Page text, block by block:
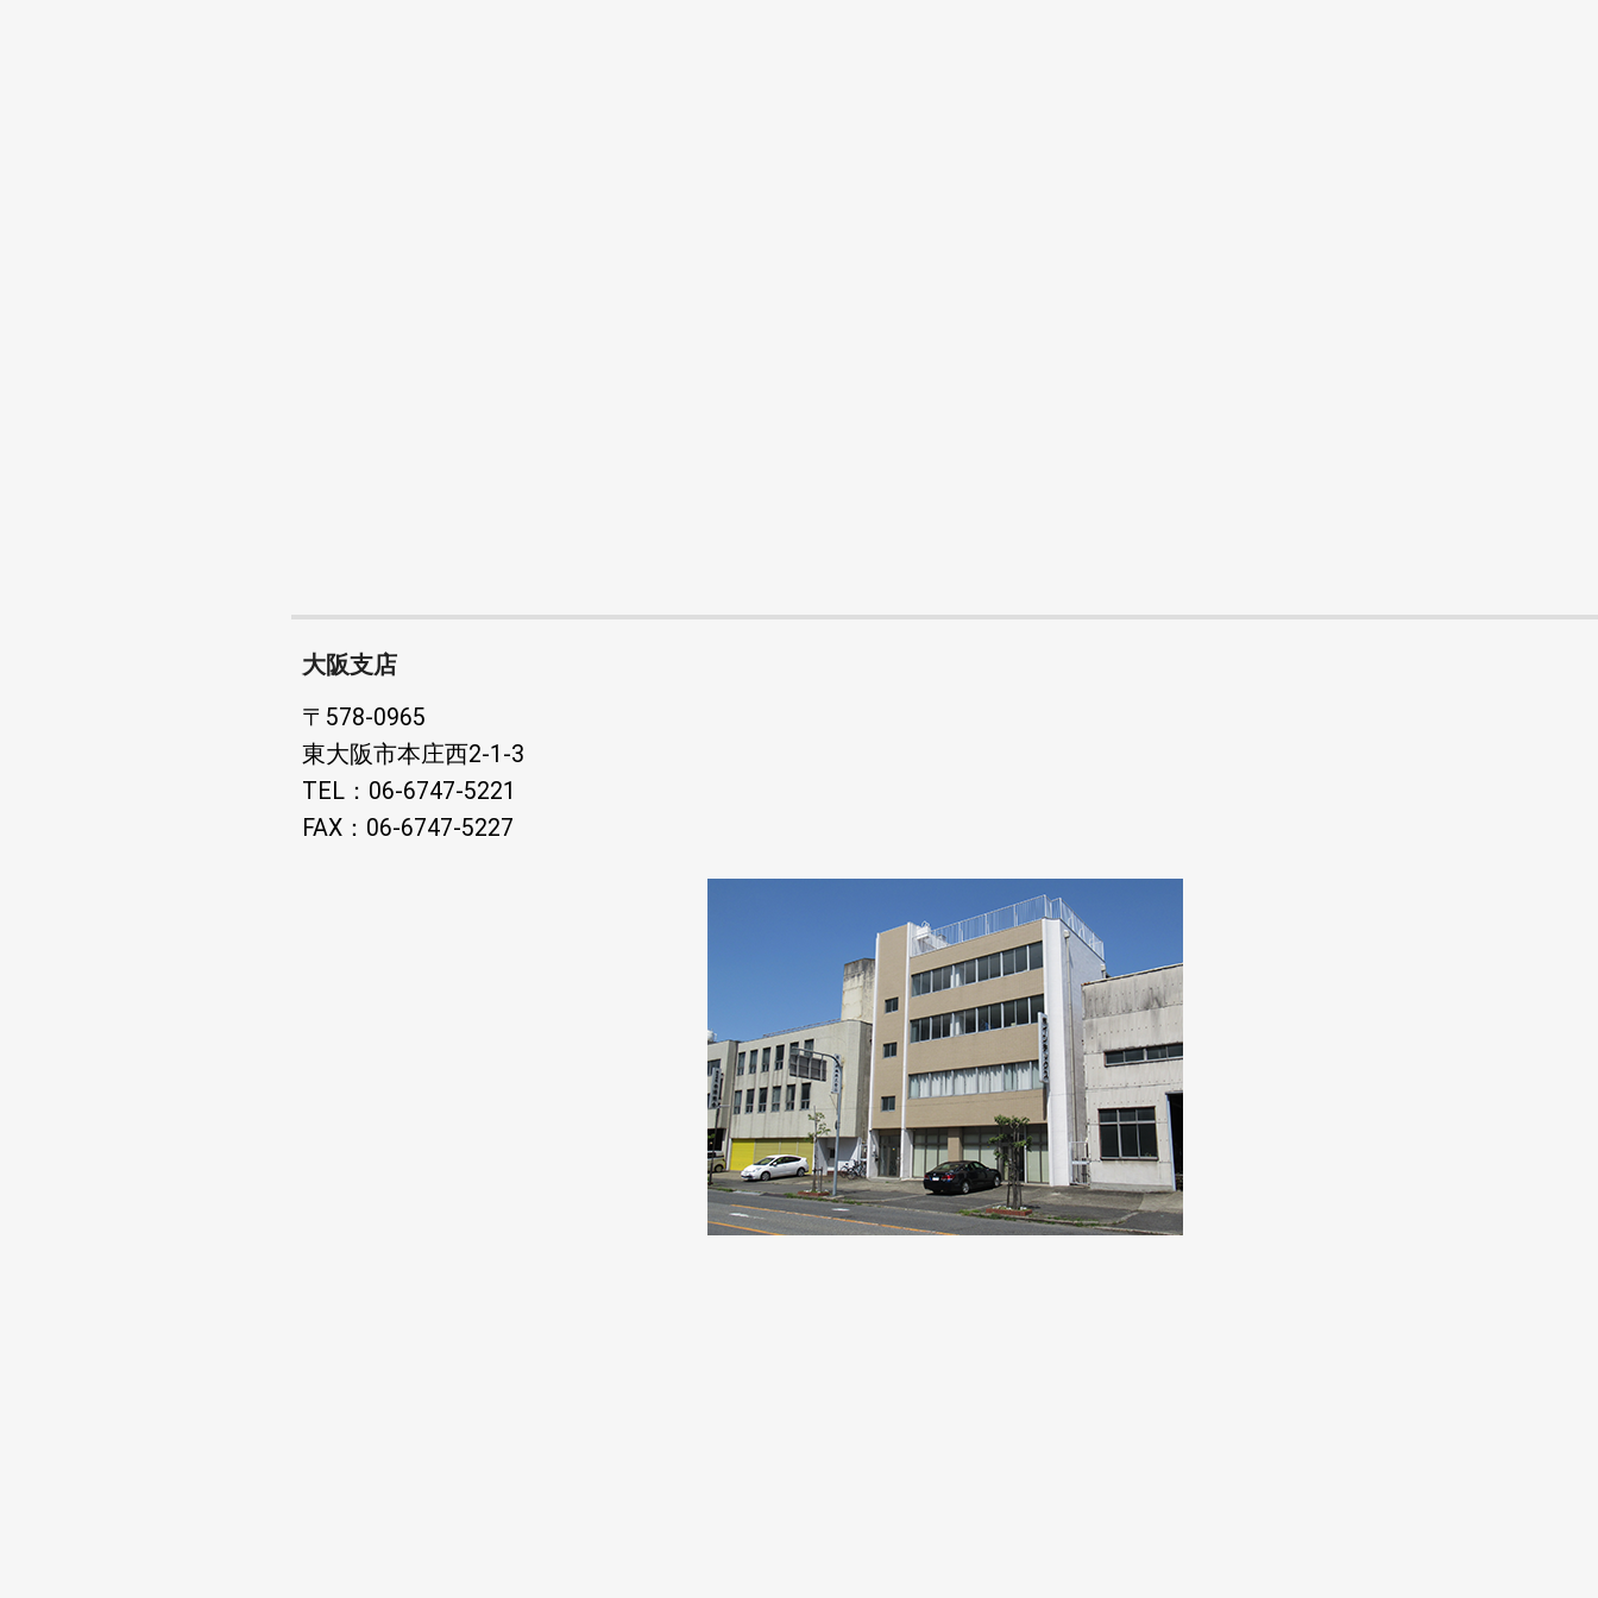
大阪支店
〒578-0965
東大阪市本庄西2-1-3
TEL：06-6747-5221
FAX：06-6747-5227